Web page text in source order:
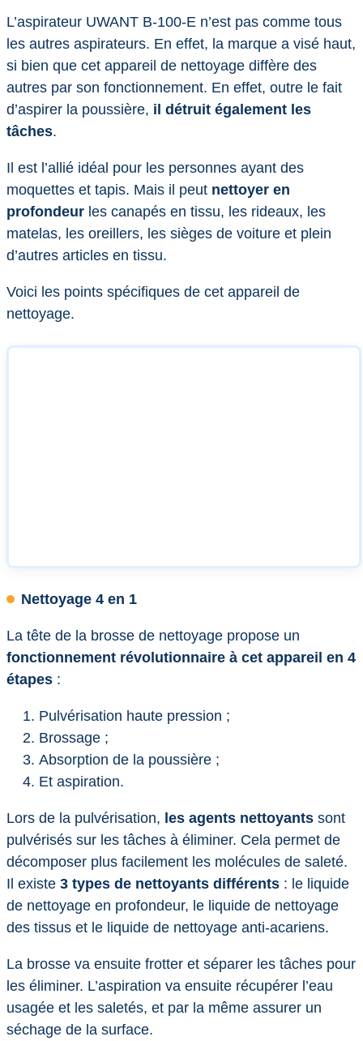
L’aspirateur UWANT B-100-E n’est pas comme tous
les autres aspirateurs. En effet, la marque a visé haut,
si bien que cet appareil de nettoyage diffère des
autres par son fonctionnement. En effet, outre le fait
d’aspirer la poussière, il détruit également les
tâches.
Il est l’allié idéal pour les personnes ayant des
moquettes et tapis. Mais il peut nettoyer en
profondeur les canapés en tissu, les rideaux, les
matelas, les oreillers, les sièges de voiture et plein
d’autres articles en tissu.
Voici les points spécifiques de cet appareil de
nettoyage.
Nettoyage 4 en 1
La tête de la brosse de nettoyage propose un
fonctionnement révolutionnaire à cet appareil en 4
étapes :
Pulvérisation haute pression ;
Brossage ;
Absorption de la poussière ;
Et aspiration.
Lors de la pulvérisation, les agents nettoyants sont
pulvérisés sur les tâches à éliminer. Cela permet de
décomposer plus facilement les molécules de saleté.
Il existe 3 types de nettoyants différents : le liquide
de nettoyage en profondeur, le liquide de nettoyage
des tissus et le liquide de nettoyage anti-acariens.
La brosse va ensuite frotter et séparer les tâches pour
les éliminer. L’aspiration va ensuite récupérer l’eau
usagée et les saletés, et par la même assurer un
séchage de la surface.